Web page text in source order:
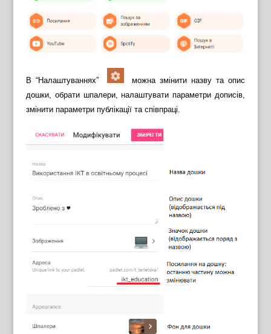
В “Налаштуваннях”
можна змінити назву та опис
дошки, обрати шпалери, налаштувати параметри дописів,
змінити параметри публікації та співпраці.